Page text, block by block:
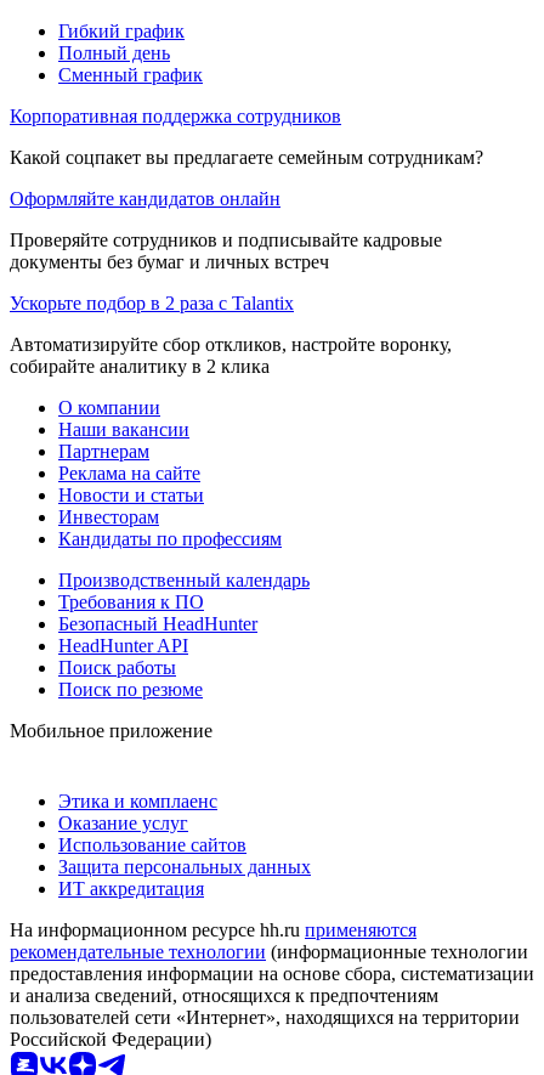
Гибкий график
Полный день
Сменный график
Корпоративная поддержка сотрудников
Какой соцпакет вы предлагаете семейным сотрудникам?
Оформляйте кандидатов онлайн
Проверяйте сотрудников и подписывайте кадровые
документы без бумаг и личных встреч
Ускорьте подбор в 2 раза с Talantix
Автоматизируйте сбор откликов, настройте воронку,
собирайте аналитику в 2 клика
О компании
Наши вакансии
Партнерам
Реклама на сайте
Новости и статьи
Инвесторам
Кандидаты по профессиям
Производственный календарь
Требования к ПО
Безопасный HeadHunter
HeadHunter API
Поиск работы
Поиск по резюме
Мобильное приложение
Этика и комплаенс
Оказание услуг
Использование сайтов
Защита персональных данных
ИТ аккредитация
На информационном ресурсе hh.ru применяются
рекомендательные технологии (информационные технологии
предоставления информации на основе сбора, систематизации
и анализа сведений, относящихся к предпочтениям
пользователей сети «Интернет», находящихся на территории
Российской Федерации)